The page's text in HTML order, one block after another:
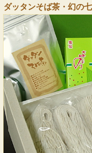
ダッタンそば茶・幻の